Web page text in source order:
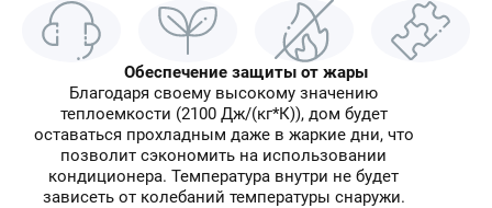
Обеспечение защиты от жары
Благодаря своему высокому значению
теплоемкости (2100 Дж/(кг*К)), дом будет
оставаться прохладным даже в жаркие дни, что
позволит сэкономить на использовании
кондиционера. Температура внутри не будет
зависеть от колебаний температуры снаружи.